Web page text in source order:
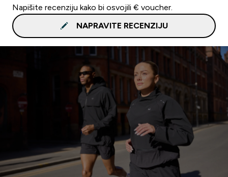
Napišite recenziju kako bi osvojili € voucher.
NAPRAVITE RECENZIJU